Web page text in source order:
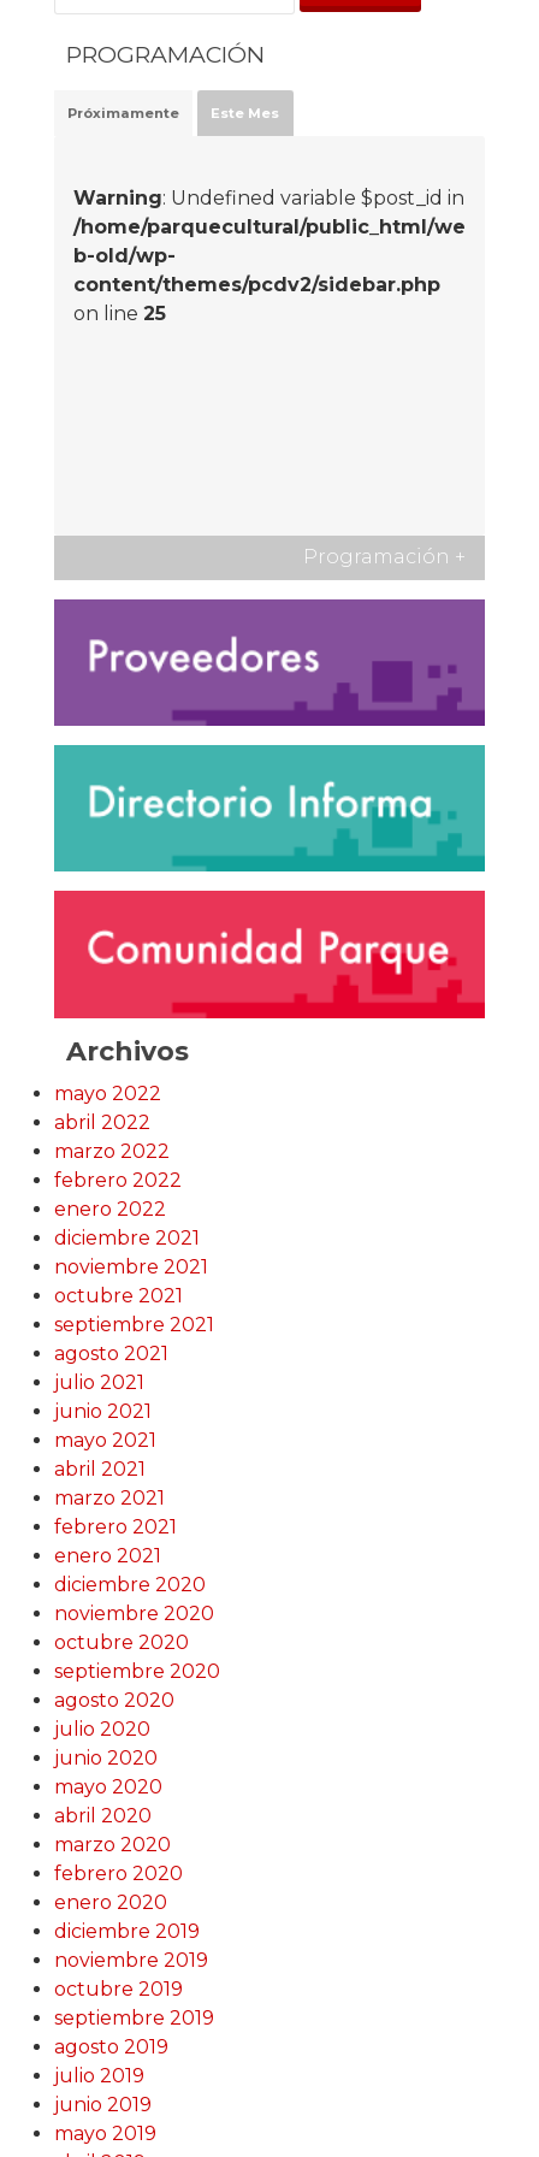
PROGRAMACIÓN
Próximamente Este Mes
Warning: Undefined variable $post_id in
/home/parquecultural/public_html/we
b-old/wp-
content/themes/pcdv2/sidebar.php
on line 25
Programación +
Archivos
mayo 2022
abril 2022
marzo 2022
febrero 2022
enero 2022
diciembre 2021
noviembre 2021
octubre 2021
septiembre 2021
agosto 2021
julio 2021
junio 2021
mayo 2021
abril 2021
marzo 2021
febrero 2021
enero 2021
diciembre 2020
noviembre 2020
octubre 2020
septiembre 2020
agosto 2020
julio 2020
junio 2020
mayo 2020
abril 2020
marzo 2020
febrero 2020
enero 2020
diciembre 2019
noviembre 2019
octubre 2019
septiembre 2019
agosto 2019
julio 2019
junio 2019
mayo 2019